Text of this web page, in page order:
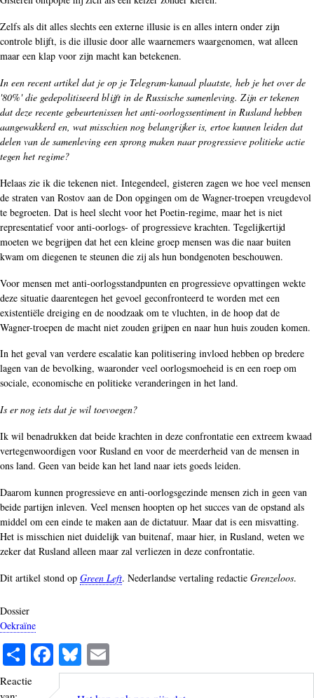
Zelfs als dit alles slechts een externe illusie is en alles intern onder zijn
controle blijft, is die illusie door alle waarnemers waargenomen, wat alleen
maar een klap voor zijn macht kan betekenen.
In een recent artikel dat je op je Telegram-kanaal plaatste, heb je het over de
'80%' die gedepolitiseerd blijft in de Russische samenleving. Zijn er tekenen
dat deze recente gebeurtenissen het anti-oorlogssentiment in Rusland hebben
aangewakkerd en, wat misschien nog belangrijker is, ertoe kunnen leiden dat
delen van de samenleving een sprong maken naar progressieve politieke actie
tegen het regime?
Helaas zie ik die tekenen niet. Integendeel, gisteren zagen we hoe veel mensen
de straten van Rostov aan de Don opgingen om de Wagner-troepen vreugdevol
te begroeten. Dat is heel slecht voor het Poetin-regime, maar het is niet
representatief voor anti-oorlogs- of progressieve krachten. Tegelijkertijd
moeten we begrijpen dat het een kleine groep mensen was die naar buiten
kwam om diegenen te steunen die zij als hun bondgenoten beschouwen.
Voor mensen met anti-oorlogsstandpunten en progressieve opvattingen wekte
deze situatie daarentegen het gevoel geconfronteerd te worden met een
existentiële dreiging en de noodzaak om te vluchten, in de hoop dat de
Wagner-troepen de macht niet zouden grijpen en naar hun huis zouden komen.
In het geval van verdere escalatie kan politisering invloed hebben op bredere
lagen van de bevolking, waaronder veel oorlogsmoeheid is en een roep om
sociale, economische en politieke veranderingen in het land.
Is er nog iets dat je wil toevoegen?
Ik wil benadrukken dat beide krachten in deze confrontatie een extreem kwaad
vertegenwoordigen voor Rusland en voor de meerderheid van de mensen in
ons land. Geen van beide kan het land naar iets goeds leiden.
Daarom kunnen progressieve en anti-oorlogsgezinde mensen zich in geen van
beide partijen inleven. Veel mensen hoopten op het succes van de opstand als
middel om een einde te maken aan de dictatuur. Maar dat is een misvatting.
Het is misschien niet duidelijk van buitenaf, maar hier, in Rusland, weten we
zeker dat Rusland alleen maar zal verliezen in deze confrontatie.
Dit artikel stond op Green Left. Nederlandse vertaling redactie Grenzeloos.
Dossier
Oekraïne
S
ha
Fa
ce
Bl
ue m
Reactie